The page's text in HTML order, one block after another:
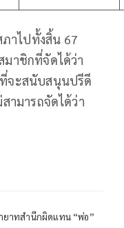
าไปทั้งสิ้น 67
าชิกที่จัดได้ว่า
จะสนับสนุนปรีดี
ามารถจัดได้ว่า
ยาทสำนึกผิดแทน “พ่อ”